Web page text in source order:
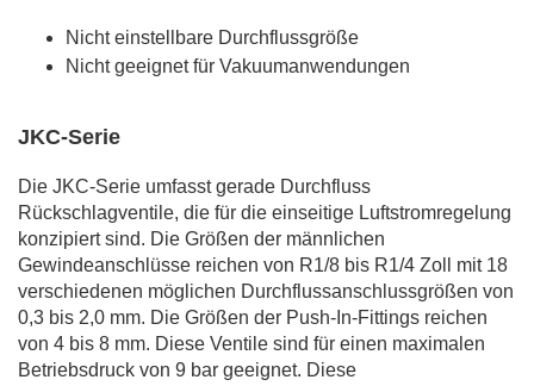
Nicht einstellbare Durchflussgröße
Nicht geeignet für Vakuumanwendungen
JKC-Serie
Die JKC-Serie umfasst gerade Durchfluss
Rückschlagventile, die für die einseitige Luftstromregelung
konzipiert sind. Die Größen der männlichen
Gewindeanschlüsse reichen von R1/8 bis R1/4 Zoll mit 18
verschiedenen möglichen Durchflussanschlussgrößen von
0,3 bis 2,0 mm. Die Größen der Push-In-Fittings reichen
von 4 bis 8 mm. Diese Ventile sind für einen maximalen
Betriebsdruck von 9 bar geeignet. Diese